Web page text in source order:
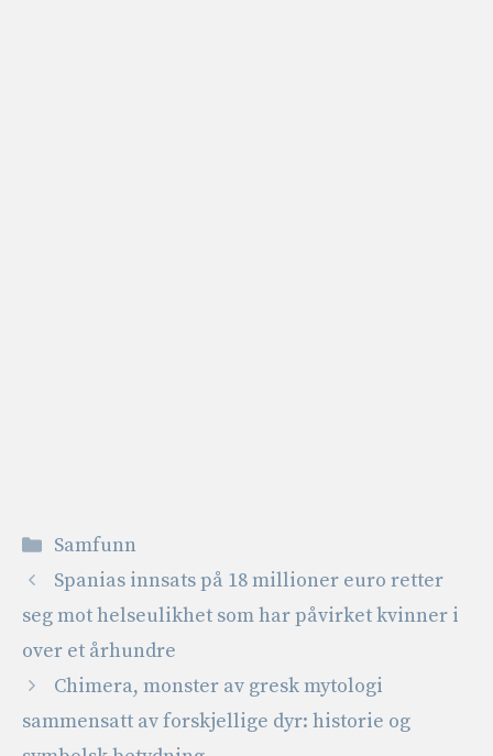
Kategorier
Samfunn
Spanias innsats på 18 millioner euro retter
seg mot helseulikhet som har påvirket kvinner i
over et århundre
Chimera, monster av gresk mytologi
sammensatt av forskjellige dyr: historie og